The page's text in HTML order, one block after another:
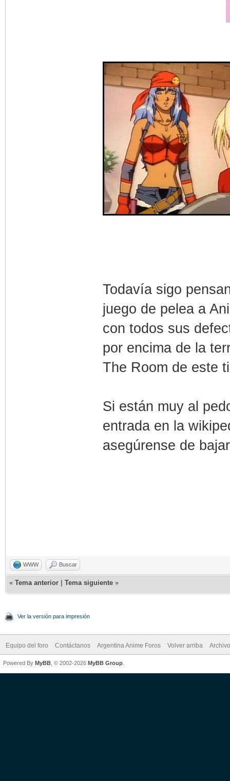
Todavía sigo
juego de pelea a
con todos sus
por encima de la
The Room de este
Si están muy al
entrada en la
asegúrense de
WWW Buscar
« Tema anterior Tema siguiente »
Ver la versión para impresión
Equipo del foro Contáctanos Argentina Anime Foros Volver arriba
Powered By MyBB , © 2002-2026 MyBB Group